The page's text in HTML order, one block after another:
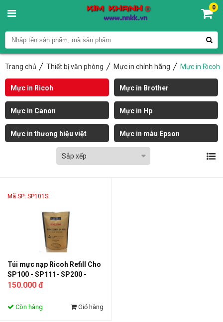
0
Trang chủ Thiết bị văn phòng Mực in chính hãng Mực in Ricoh
Mực in Ricoh Mực in Brother
Mực in Canon Mực in Hp
Mực in thương hiệu việt Mực in màu Epson
Sắp xếp
Mã SP: SP101S
Túi mực nạp Ricoh Refill Cho
SP100 - SP111- SP200 -
SP210
150.000 đ
Còn hàng Giỏ hàng